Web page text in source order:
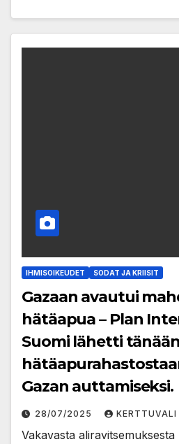
IHMISOIKEUDET SODAT JA KRIISIT
Gazaan avautui
hätäapua – Plan
Suomi lähetti tänään
Gazan auttamiseksi.
28/07/2025 KERTTUVALI
Vakavasta